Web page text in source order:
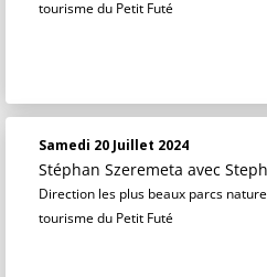
tourisme du Petit Futé
Samedi 20 Juillet 2024
Stéphan Szeremeta avec
Direction les plus beaux parcs
tourisme du Petit Futé